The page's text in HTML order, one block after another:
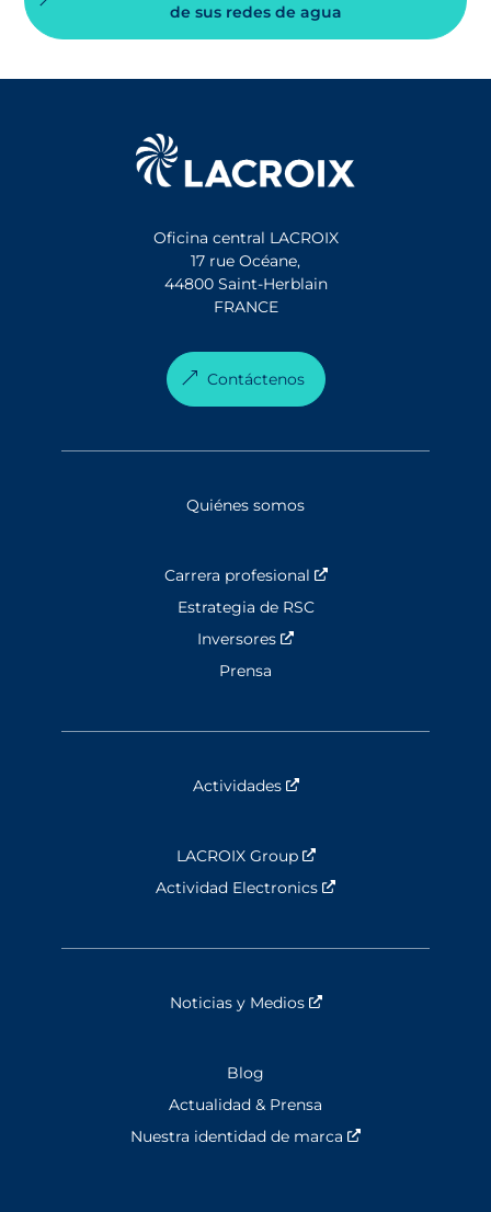
de sus redes de agua
Oficina central LACROIX
17 rue Océane,
44800 Saint-Herblain
FRANCE
Contáctenos
Quiénes somos
Carrera profesional
Nouvelle fenêtre
Estrategia de RSC
Inversores
Prensa
Actividades Nouvelle fenêtre
LACROIX Group
Nouvelle fenêtre
Actividad Electronics
Noticias y Medios Nouvelle fenêtre
Blog
Actualidad & Prensa
Nuestra identidad de marca